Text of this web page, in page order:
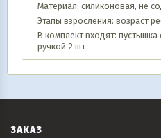
Материал: силиконовая, не
Этапы взросления: возраст
В комплект входят:
ручкой 2 шт
ЗАКАЗ